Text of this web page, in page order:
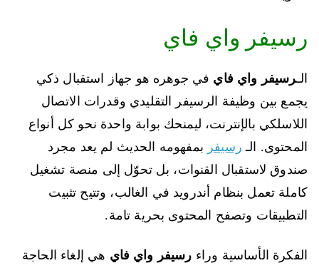
رسيفر واي فاي
الـرسيفر واي فاي في جوهره هو جهاز استقبال ذكي
يجمع بين وظيفة الرسيفر التقليدي وقدرات الاتصال
اللاسلكي بالإنترنت، ليمنحك بوابة واحدة نحو كل أنواع
المحتوى. الـ رسيفر بمفهومه الحديث لم يعد مجرد
صندوق لاستقبال القنوات، بل تحوّل إلى منصة تشغيل
كاملة تعمل بنظام أندرويد في الغالب، وتتيح تثبيت
التطبيقات وتصفح المحتوى بحرية تامة.
الفكرة الأساسية وراء رسيفر واي فاي هي إلغاء الحاجة